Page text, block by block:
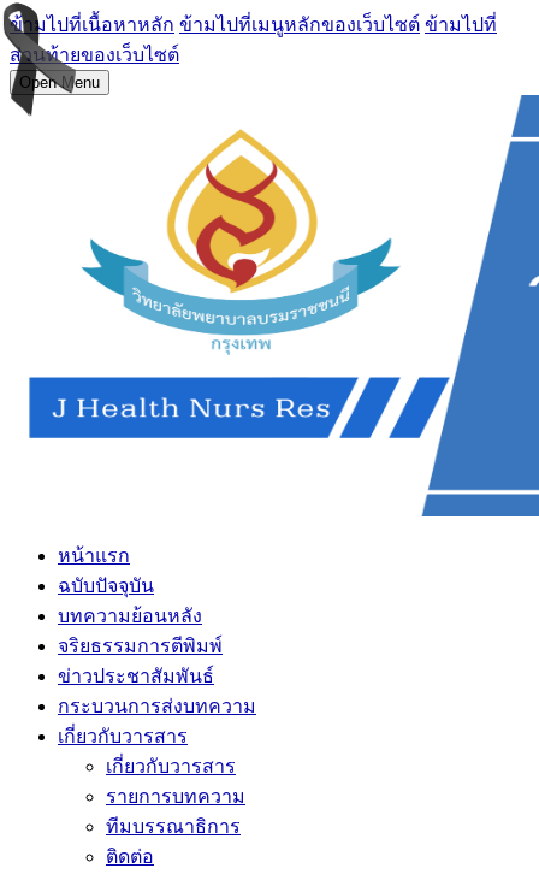
ข้ามไปที่เนื้อหาหลัก ข้ามไปที่เมนูหลักของเว็บไซต์ ข้ามไปที่
ส่วนท้ายของเว็บไซต์
Open Menu
หน้าแรก
ฉบับปัจจุบัน
บทความย้อนหลัง
จริยธรรมการตีพิมพ์
ข่าวประชาสัมพันธ์
กระบวนการส่งบทความ
เกี่ยวกับวารสาร
เกี่ยวกับวารสาร
รายการบทความ
ทีมบรรณาธิการ
ติดต่อ